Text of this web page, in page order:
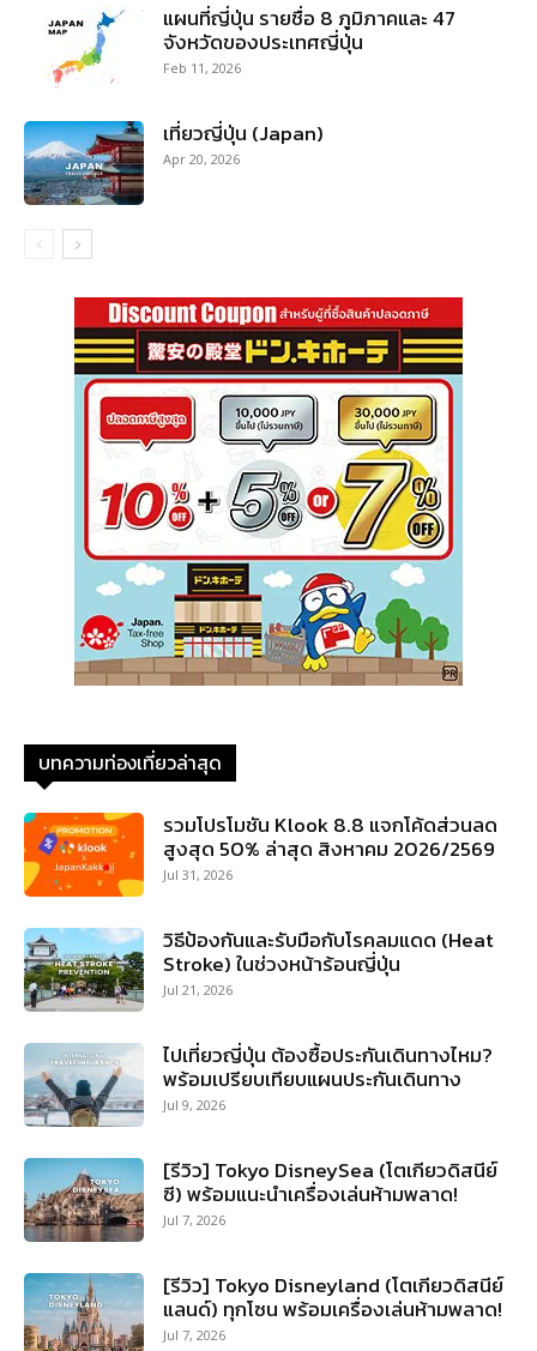
แผนที่ญี่ปุ่น รายชื่อ 8 ภูมิภาคและ 47
จังหวัดของประเทศญี่ปุ่น
Feb 11, 2026
เที่ยวญี่ปุ่น (Japan)
Apr 20, 2026
บทความท่องเที่ยวล่าสุด
รวมโปรโมชัน Klook 8.8 แจกโค้ดส่วนลด
สูงสุด 50% ล่าสุด สิงหาคม 2026/2569
Jul 31, 2026
วิธีป้องกันและรับมือกับโรคลมแดด (Heat
Stroke) ในช่วงหน้าร้อนญี่ปุ่น
Jul 21, 2026
ไปเที่ยวญี่ปุ่น ต้องซื้อประกันเดินทางไหม?
พร้อมเปรียบเทียบแผนประกันเดินทาง
Jul 9, 2026
[รีวิว] Tokyo DisneySea (โตเกียวดิสนีย์
ซี) พร้อมแนะนำเครื่องเล่นห้ามพลาด!
Jul 7, 2026
[รีวิว] Tokyo Disneyland (โตเกียวดิสนีย์
แลนด์) ทุกโซน พร้อมเครื่องเล่นห้ามพลาด!
Jul 7, 2026